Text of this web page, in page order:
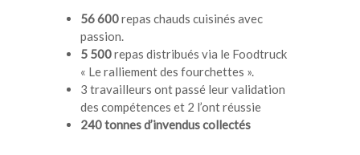
56 600repas chauds cuisinés avec
passion.
5 500repas distribués via le Foodtruck
« Le ralliement des fourchettes ».
3 travailleurs ont passé leur validation
des compétences et 2 l’ont réussie
240 tonnes d’invendus collectés